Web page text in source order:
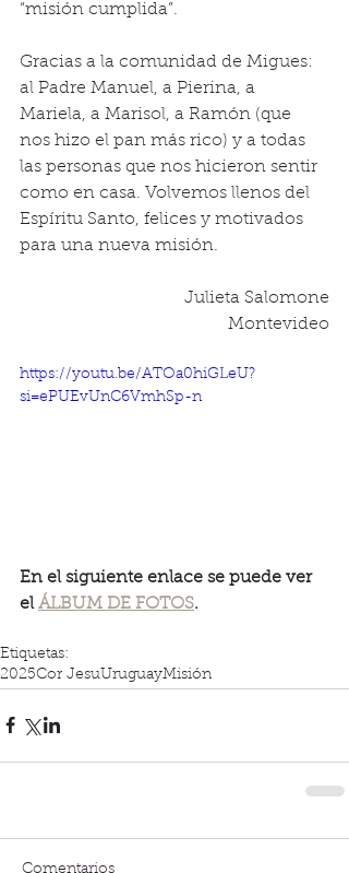
“misión cumplida”.
Gracias a la comunidad de Migues:
al Padre Manuel, a Pierina, a
Mariela, a Marisol, a Ramón (que
nos hizo el pan más rico) y a todas
las personas que nos hicieron sentir
como en casa. Volvemos llenos del
Espíritu Santo, felices y motivados
para una nueva misión.
Julieta Salomone
Montevideo
https://youtu.be/ATOa0hiGLeU?
si=ePUEvUnC6VmhSp-n
En el siguiente enlace se puede ver
el ÁLBUM DE FOTOS.
Etiquetas:
2025Cor JesuUruguayMisión
Comentarios